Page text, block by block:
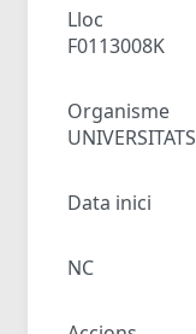
Lloc
F0113008K
Organisme
UNIVERSITATS
Data inici
NC